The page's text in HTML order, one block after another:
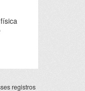
registros